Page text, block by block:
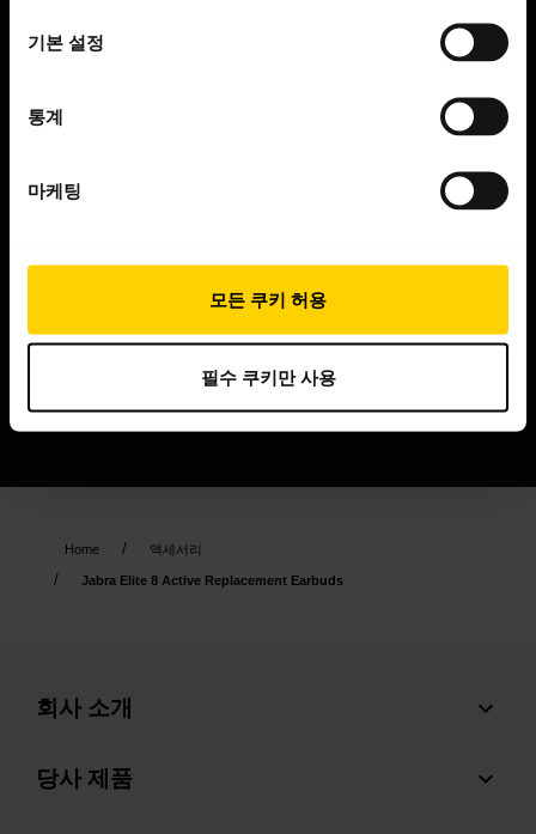
기본 설정
통계
마케팅
모든 쿠키 허용
필수 쿠키만 사용
호환성 가이드
Home 액세서리
Jabra Elite 8 Active Replacement Earbuds
expand_more
회사 소개
expand_more
당사 제품